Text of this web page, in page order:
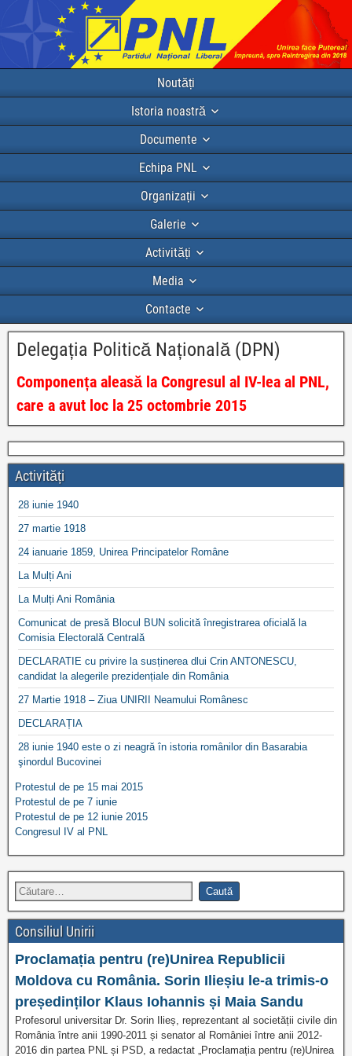
Noutăți
Istoria noastră
Documente
Echipa PNL
Organizații
Galerie
Activități
Media
Contacte
Delegația Politică Națională (DPN)
Componența aleasă la Congresul al IV-lea al PNL,
care a avut loc la 25 octombrie 2015
Activități
28 iunie 1940
27 martie 1918
24 ianuarie 1859, Unirea Principatelor Române
La Mulți Ani
La Mulți Ani România
Comunicat de presă Blocul BUN solicită înregistrarea oficială la
Comisia Electorală Centrală
DECLARATIE cu privire la susținerea dlui Crin ANTONESCU,
candidat la alegerile prezidențiale din România
27 Martie 1918 – Ziua UNIRII Neamului Românesc
DECLARAȚIA
28 iunie 1940 este o zi neagră în istoria românilor din Basarabia
şinordul Bucovinei
Protestul de pe 15 mai 2015
Protestul de pe 7 iunie
Protestul de pe 12 iunie 2015
Congresul IV al PNL
Consiliul Unirii
Proclamația pentru (re)Unirea Republicii
Moldova cu România. Sorin Ilieșiu le-a trimis-o
președinților Klaus Iohannis și Maia Sandu
Profesorul universitar Dr. Sorin Ilieș, reprezentant al societății civile din
România între anii 1990-2011 și senator al României între anii 2012-
2016 din partea PNL și PSD, a redactat „Proclamația pentru (re)Unirea